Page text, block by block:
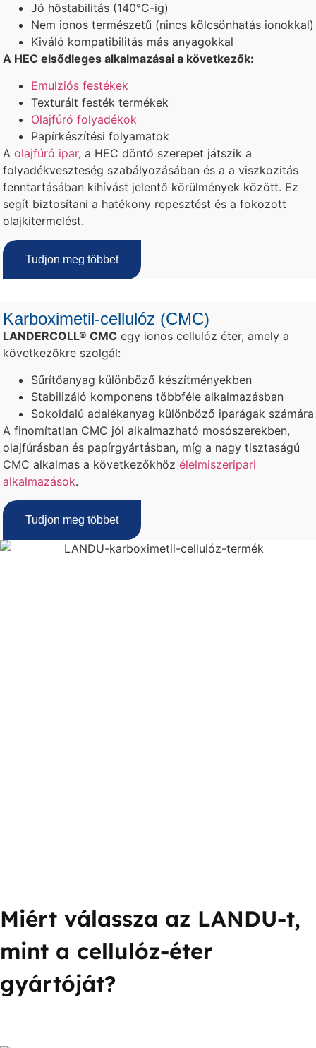
Jó hőstabilitás (140°C-ig)
Nem ionos természetű (nincs kölcsönhatás ionokkal)
Kiváló kompatibilitás más anyagokkal
A HEC elsődleges alkalmazásai a következők:
Emulziós festékek
Texturált festék termékek
Olajfúró folyadékok
Papírkészítési folyamatok
Aolajfúró ipar, a HEC döntő szerepet játszik a
folyadékveszteség szabályozásában és a a viszkozitás
fenntartásában kihívást jelentő körülmények között. Ez
segít biztosítani a hatékony repesztést és a fokozott
olajkitermelést.
Tudjon meg többet
Karboximetil-cellulóz (CMC)
LANDERCOLL® CMC egy ionos cellulóz éter, amely a
következőkre szolgál:
Sűrítőanyag különböző készítményekben
Stabilizáló komponens többféle alkalmazásban
Sokoldalú adalékanyag különböző iparágak számára
A finomítatlan CMC jól alkalmazható mosószerekben,
olajfúrásban és papírgyártásban, míg a nagy tisztaságú
CMC alkalmas a következőkhözélelmiszeripari
alkalmazások.
Tudjon meg többet
Miért válassza az LANDU-t,
mint a cellulóz-éter
gyártóját?